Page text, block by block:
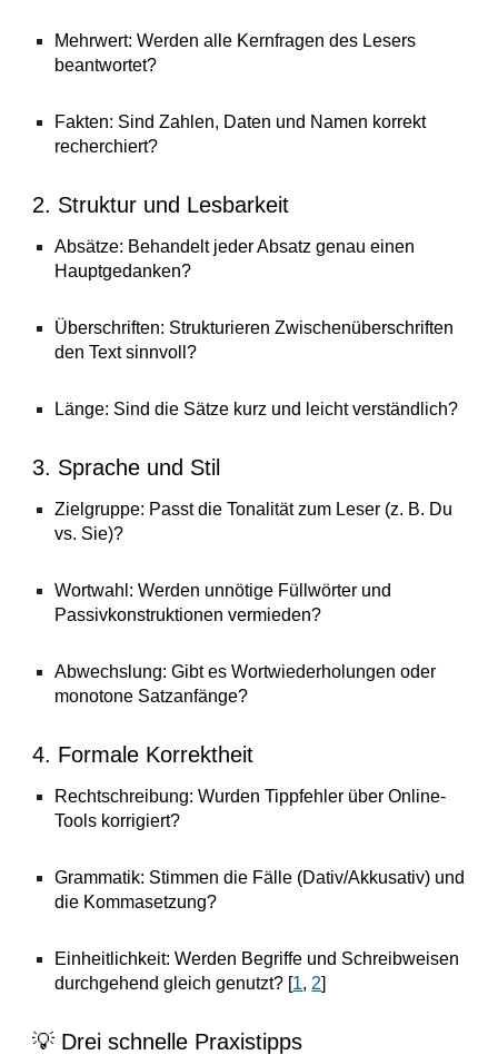
Mehrwert: Werden alle Kernfragen des Lesers
beantwortet?
Fakten: Sind Zahlen, Daten und Namen korrekt
recherchiert?
2. Struktur und Lesbarkeit
Absätze: Behandelt jeder Absatz genau einen
Hauptgedanken?
Überschriften: Strukturieren Zwischenüberschriften
den Text sinnvoll?
Länge: Sind die Sätze kurz und leicht verständlich?
3. Sprache und Stil
Zielgruppe: Passt die Tonalität zum Leser (z. B. Du
vs. Sie)?
Wortwahl: Werden unnötige Füllwörter und
Passivkonstruktionen vermieden?
Abwechslung: Gibt es Wortwiederholungen oder
monotone Satzanfänge?
4. Formale Korrektheit
Rechtschreibung: Wurden Tippfehler über Online-
Tools korrigiert?
Grammatik: Stimmen die Fälle (Dativ/Akkusativ) und
die Kommasetzung?
Einheitlichkeit: Werden Begriffe und Schreibweisen
durchgehend gleich genutzt? [1, 2]
💡 Drei schnelle Praxistipps